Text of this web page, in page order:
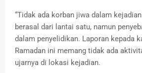
“Tidak ada korban jiwa dalam
berasal dari lantai satu, namun
dalam penyelidikan. Laporan kepada
Ramadan ini memang tidak ada
ujarnya di lokasi kejadian.